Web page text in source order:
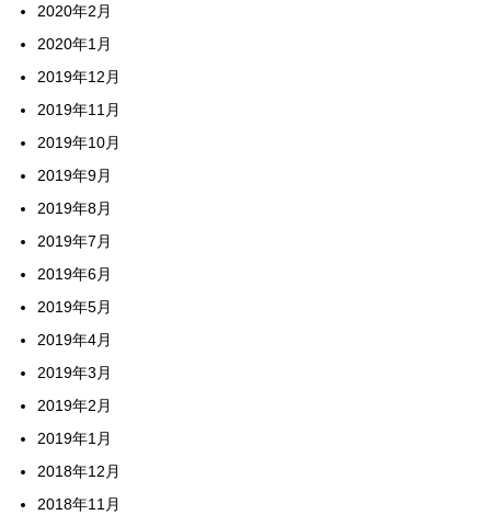
2020年2月
2020年1月
2019年12月
2019年11月
2019年10月
2019年9月
2019年8月
2019年7月
2019年6月
2019年5月
2019年4月
2019年3月
2019年2月
2019年1月
2018年12月
2018年11月